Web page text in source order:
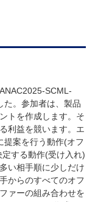
SCML-
た。参加者は、製品
トを作成します。そ
利益を競います。エ
提案を行う動作(オフ
する動作(受け入れ)
い相手順に少しだけ
からのすべてのオフ
ァーの組み合わせを